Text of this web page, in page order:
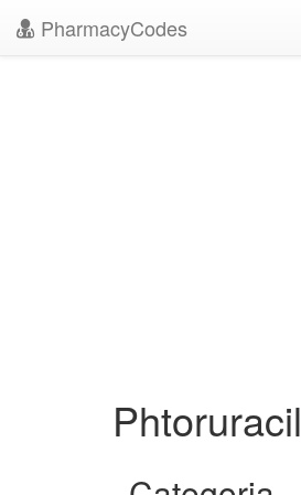
PharmacyCodes
Phtoruracil